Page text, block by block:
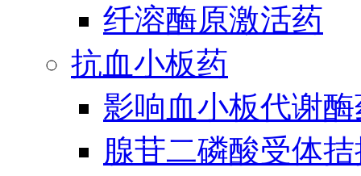
纤溶酶原激活药
抗血小板药
影响血小板代谢
腺苷二磷酸受体